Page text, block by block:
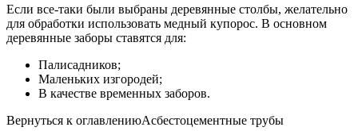
Если все-таки были выбраны деревянные столбы, желательно
для обработки использовать медный купорос. В основном
деревянные заборы ставятся для:
Палисадников;
Маленьких изгородей;
В качестве временных заборов.
Вернуться к оглавлениюАсбестоцементные трубы